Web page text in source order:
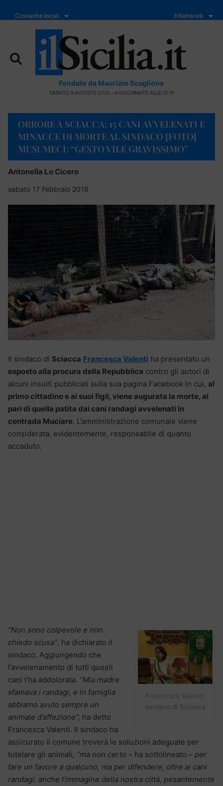
Cronache locali Il Network
Fondato da Maurizio Scaglione
SABATO 8 AGOSTO 2026 - AGGIORNATO ALLE 10:19
ORRORE A SCIACCA: 15 CANI AVVELENATI E
MINACCE DI MORTE AL SINDACO [FOTO]
MUSUMECI: “GESTO VILE GRAVISSIMO”
Antonella Lo Cicero
sabato 17 Febbraio 2018
Il sindaco di Sciacca Francesca Valenti ha presentato un
esposto alla procura della Repubblica contro gli autori di
alcuni insulti pubblicati sulla sua pagina Facebook in cui, al
primo cittadino e ai suoi figli, viene augurata la morte, al
pari di quella patita dai cani randagi avvelenati in
contrada Muciare. L’amministrazione comunale viene
considerata, evidentemente, responsabile di quanto
accaduto.
Francesca Valenti,
sindaco di Sciacca
“Non sono colpevole e non
chiedo scusa”, ha dichiarato il
sindaco. Aggiungendo che
l’avvelenamento di tutti questi
cani l’ha addolorata. “Mia madre
sfamava i randagi, e in famiglia
abbiamo avuto sempre un
animale d’affezione”, ha detto
Francesca Valenti. Il sindaco ha
assicurato il comune troverà le soluzioni adeguate per
tutelare gli animali, “ma non certo – ha sottolineato – per
fare un favore a qualcuno, ma per difendere, oltre ai cani
randagi, anche l’immagine della nostra città, pesantemente